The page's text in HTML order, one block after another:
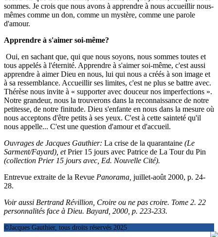
sommes. Je crois que nous avons à apprendre à nous accueillir nous-
mêmes comme un don, comme un mystère, comme une parole
d'amour.
Apprendre à s'aimer soi-même?
Oui, en sachant que, qui que nous soyons, nous sommes toutes et
tous appelés à l'éternité. Apprendre à s'aimer soi-même, c'est aussi
apprendre à aimer Dieu en nous, lui qui nous a créés à son image et
à sa ressemblance. Accueillir ses limites, c'est ne plus se battre avec.
Thérèse nous invite à « supporter avec douceur nos imperfections ».
Notre grandeur, nous la trouverons dans la reconnaissance de notre
petitesse, de notre finitude. Dieu s'enfante en nous dans la mesure où
nous acceptons d'être petits à ses yeux. C'est à cette sainteté qu'il
nous appelle... C'est une question d'amour et d'accueil.
Ouvrages de Jacques Gauthier: La crise de la quarantaine (Le
Sarment/Fayard), etPrier 15 jours avec Patrice de La Tour du Pin
(collection Prier 15 jours avec, Ed. Nouvelle Cité).
Entrevue extraite de la Revue Panorama, juillet-août 2000, p. 24-
28.
Voir aussi Bertrand Révillion, Croire ou ne pas croire. Tome 2. 22
personnalités face à Dieu. Bayard, 2000, p. 223-233.
©Jacques Gauthier, tous droits réservés 2025